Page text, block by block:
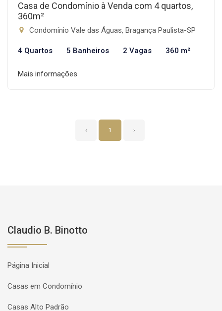
Casa de Condomínio à Venda com 4 quartos,
360m²
Condomínio Vale das Águas, Bragança Paulista-SP
4 Quartos 5 Banheiros 2 Vagas 360 m²
Mais informações
‹ 1 ›
Claudio B. Binotto
Página Inicial
Casas em Condomínio
Casas Alto Padrão